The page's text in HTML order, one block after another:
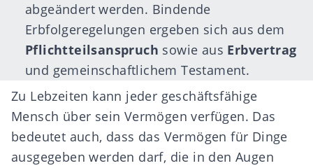
abgeändert werden. Bindende
Erbfolgeregelungen ergeben sich aus dem
Pflichtteilsanspruch sowie aus Erbvertrag
und gemeinschaftlichem Testament.
Zu Lebzeiten kann jeder geschäftsfähige
Mensch über sein Vermögen verfügen. Das
bedeutet auch, dass das Vermögen für Dinge
ausgegeben werden darf, die in den Augen